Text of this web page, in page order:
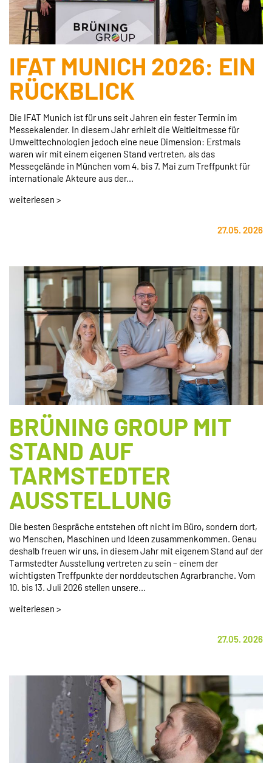
IFAT MUNICH 2026: EIN
RÜCKBLICK
Die IFAT Munich ist für uns seit Jahren ein fester Termin im
Messekalender. In diesem Jahr erhielt die Weltleitmesse für
Umwelttechnologien jedoch eine neue Dimension: Erstmals
waren wir mit einem eigenen Stand vertreten, als das
Messegelände in München vom 4. bis 7. Mai zum Treffpunkt für
internationale Akteure aus der...
weiterlesen >
27.05. 2026
BRÜNING GROUP MIT
STAND AUF
TARMSTEDTER
AUSSTELLUNG
Die besten Gespräche entstehen oft nicht im Büro, sondern dort,
wo Menschen, Maschinen und Ideen zusammenkommen. Genau
deshalb freuen wir uns, in diesem Jahr mit eigenem Stand auf der
Tarmstedter Ausstellung vertreten zu sein – einem der
wichtigsten Treffpunkte der norddeutschen Agrarbranche. Vom
10. bis 13. Juli 2026 stellen unsere...
weiterlesen >
27.05. 2026